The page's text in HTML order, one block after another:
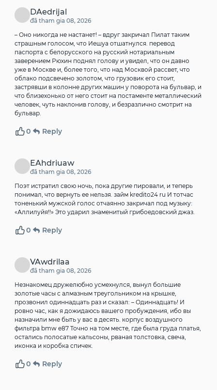
DAedrijal
đã tham gia 08, 2026
– Оно никогда не настанет! – вдруг закричал Пилат таким
страшным голосом, что Иешуа отшатнулся. перевод
паспорта с белорусского на русский нотариальным
заверением Рюхин поднял голову и увидел, что он давно
уже в Москве и, более того, что над Москвой рассвет, что
облако подсвечено золотом, что грузовик его стоит,
застрявши в колонне других машин у поворота на бульвар, и
что близехонько от него стоит на постаменте металлический
человек, чуть наклонив голову, и безразлично смотрит на
бульвар.
0 Reply
EAhdriuaw
đã tham gia 08, 2026
Поэт истратил свою ночь, пока другие пировали, и теперь
понимал, что вернуть ее нельзя. займ kredito24 ru И тотчас
тоненький мужской голос отчаянно закричал под музыку:
«Аллилуйя!!» Это ударил знаменитый грибоедовский джаз.
0 Reply
VAwdrilaa
đã tham gia 08, 2026
Незнакомец дружелюбно усмехнулся, вынул большие
золотые часы с алмазным треугольником на крышке,
прозвонил одиннадцать раз и сказал: – Одиннадцать! И
ровно час, как я дожидаюсь вашего пробуждения, ибо вы
назначили мне быть у вас в десять. корпус воздушного
фильтра bmw e87 Точно на том месте, где была груда платья,
остались полосатые кальсоны, рваная толстовка, свеча,
иконка и коробка спичек.
0 Reply